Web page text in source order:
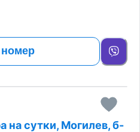
номер
на сутки, Могилев, б-